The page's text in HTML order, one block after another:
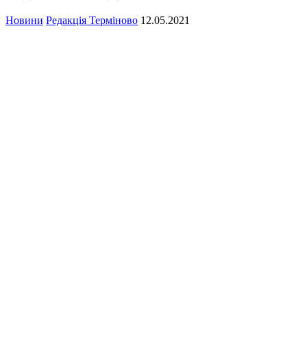
Новини Редакція Терміново 12.05.2021